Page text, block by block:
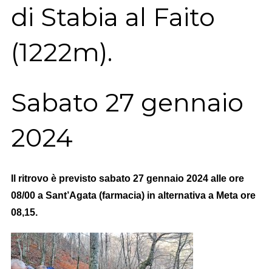
di Stabia al Faito
(1222m).
Sabato 27 gennaio
2024
Il ritrovo è previsto sabato 27 gennaio 2024 alle ore
08/00 a Sant’Agata (farmacia) in alternativa a Meta ore
08,15.